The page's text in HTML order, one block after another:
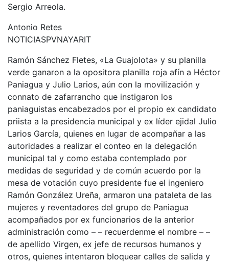
Sergio Arreola.
Antonio Retes
NOTICIASPVNAYARIT
Ramón Sánchez Fletes, «La Guajolota» y su planilla
verde ganaron a la opositora planilla roja afín a Héctor
Paniagua y Julio Larios, aún con la movilización y
connato de zafarrancho que instigaron los
paniaguistas encabezados por el propio ex candidato
priista a la presidencia municipal y ex líder ejidal Julio
Larios García, quienes en lugar de acompañar a las
autoridades a realizar el conteo en la delegación
municipal tal y como estaba contemplado por
medidas de seguridad y de común acuerdo por la
mesa de votación cuyo presidente fue el ingeniero
Ramón González Ureña, armaron una pataleta de las
mujeres y reventadores del grupo de Paniagua
acompañados por ex funcionarios de la anterior
administración como – – recuerdenme el nombre – –
de apellido Virgen, ex jefe de recursos humanos y
otros, quienes intentaron bloquear calles de salida y